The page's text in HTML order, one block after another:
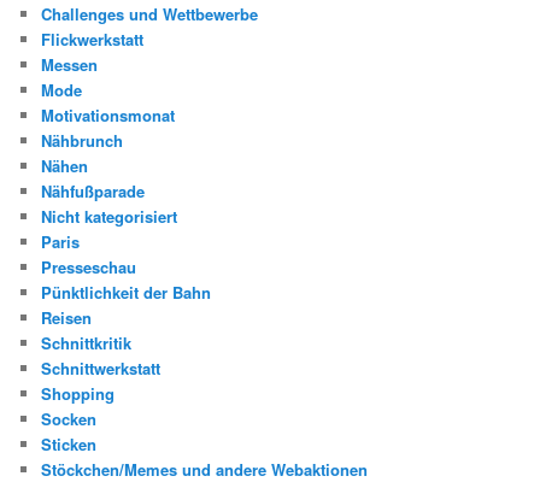
Challenges und Wettbewerbe
Flickwerkstatt
Messen
Mode
Motivationsmonat
Nähbrunch
Nähen
Nähfußparade
Nicht kategorisiert
Paris
Presseschau
Pünktlichkeit der Bahn
Reisen
Schnittkritik
Schnittwerkstatt
Shopping
Socken
Sticken
Stöckchen/Memes und andere Webaktionen